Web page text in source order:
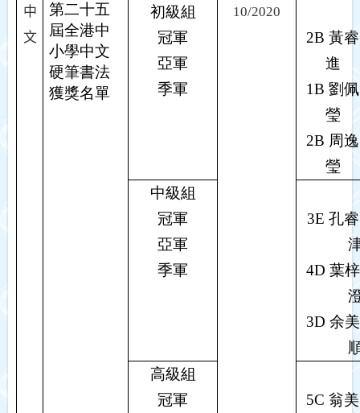
中
文
第二十五
屆全港中
小學中文
硬筆書法
獲獎名單
初級組
冠軍
亞軍
季軍
10/2020
2B 黃睿
進
1B 劉佩
瑩
2B 周逸
瑩
中級組
冠軍
亞軍
季軍
3E 孔睿
4D 葉梓
3D 余美
高級組
冠軍
5C 翁美